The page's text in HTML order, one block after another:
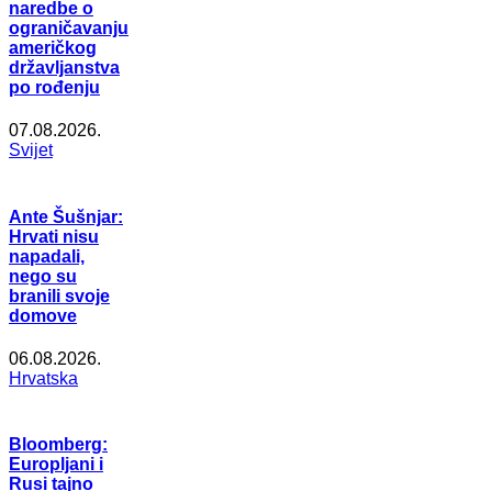
naredbe o
ograničavanju
američkog
državljanstva
po rođenju
07.08.2026.
Svijet
Ante Šušnjar:
Hrvati nisu
napadali,
nego su
branili svoje
domove
06.08.2026.
Hrvatska
Bloomberg:
Europljani i
Rusi tajno